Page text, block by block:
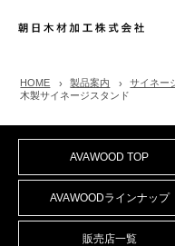
HOME 製品案内 サイネー
木製サイネージスタンド
AVAWOOD TOP
AVAWOODラインナップ
販売店一覧